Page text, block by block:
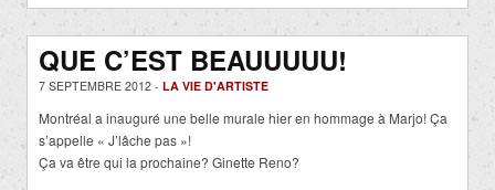
QUE C’EST BEAUUUUU!
7 SEPTEMBRE 2012 - LA VIE D'ARTISTE
Montréal a inauguré une belle murale hier en hommage à Marjo! Ça
s’appelle « J’lâche pas »!
Ça va être qui la prochaine? Ginette Reno?